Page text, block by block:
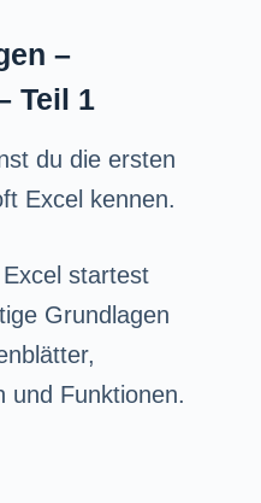
–
Teil 1
du die ersten
Excel kennen.
startest
Grundlagen
und Funktionen.